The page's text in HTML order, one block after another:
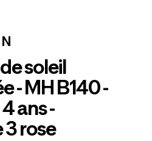
soleil
- MH B140 -
ans -
rose